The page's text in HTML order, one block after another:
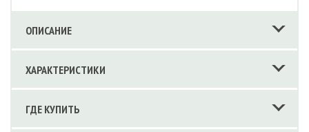
ОПИСАНИЕ
ХАРАКТЕРИСТИКИ
ГДЕ КУПИТЬ